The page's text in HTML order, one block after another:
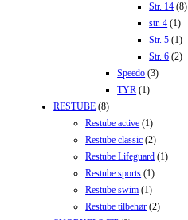
Str. 14 (8)
str. 4 (1)
Str. 5 (1)
Str. 6 (2)
Speedo (3)
TYR (1)
RESTUBE (8)
Restube active (1)
Restube classic (2)
Restube Lifeguard (1)
Restube sports (1)
Restube swim (1)
Restube tilbehør (2)